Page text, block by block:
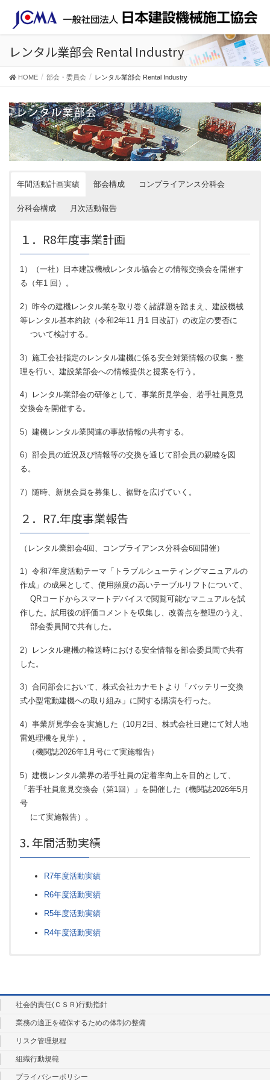
レンタル業部会 Rental Industry
HOME 部会・委員会 レンタル業部会 Rental Industry
年間活動計画実績 部会構成 コンプライアンス分科会
分科会構成 月次活動報告
１．R8年度事業計画
1）（一社）日本建設機械レンタル協会との情報交換会を開催す
る（年1 回）。
2）昨今の建機レンタル業を取り巻く諸課題を踏まえ、建設機械
等レンタル基本約款（令和2年11 月1 日改訂）の改定の要否に
ついて検討する。
3）施工会社指定のレンタル建機に係る安全対策情報の収集・整
理を行い、建設業部会への情報提供と提案を行う。
4）レンタル業部会の研修として、事業所見学会、若手社員意見
交換会を開催する。
5）建機レンタル業関連の事故情報の共有する。
6）部会員の近況及び情報等の交換を通じて部会員の親睦を図
る。
7）随時、新規会員を募集し、裾野を広げていく。
２．R7.年度事業報告
（レンタル業部会4回、コンプライアンス分科会6回開催）
1）令和7年度活動テーマ「トラブルシューティングマニュアルの
作成」の成果として、使用頻度の高いテーブルリフトについて、
QRコードからスマートデバイスで閲覧可能なマニュアルを試
作した。試用後の評価コメントを収集し、改善点を整理のうえ、
部会委員間で共有した。
2）レンタル建機の輸送時における安全情報を部会委員間で共有
した。
3）合同部会において、株式会社カナモトより「バッテリー交換
式小型電動建機への取り組み」に関する講演を行った。
4）事業所見学会を実施した（10月2日、株式会社日建にて対人地
雷処理機を見学）。
（機関誌2026年1月号にて実施報告）
5）建機レンタル業界の若手社員の定着率向上を目的として、
「若手社員意見交換会（第1回）」を開催した（機関誌2026年5月
号
にて実施報告）。
3. 年間活動実績
R7年度活動実績
R6年度活動実績
R5年度活動実績
R4年度活動実績
役名 会社名
部会長 ㈱カナモト
〇 建設機械等レンタル基本約款 （令和2年11
月）の改定について
〇工事用車両（レンタカー）ご利用に関する
ガイドライン
〇「建設機械等レンタル標準契約」（平成４
役名
分科会長
レンタル業部会
月
日
出席
者
社会的責任(ＣＳＲ)行動指針
業務の適正を確保するための体制の整備
リスク管理規程
組織行動規範
プライバシーポリシー